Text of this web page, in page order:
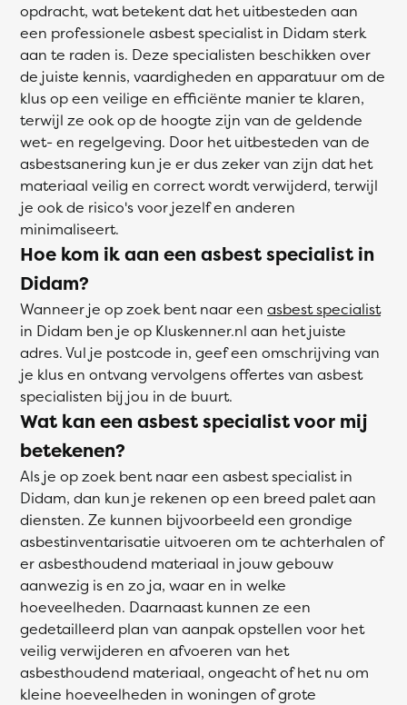
opdracht, wat betekent dat het uitbesteden aan
een professionele asbest specialist in Didam sterk
aan te raden is. Deze specialisten beschikken over
de juiste kennis, vaardigheden en apparatuur om de
klus op een veilige en efficiënte manier te klaren,
terwijl ze ook op de hoogte zijn van de geldende
wet- en regelgeving. Door het uitbesteden van de
asbestsanering kun je er dus zeker van zijn dat het
materiaal veilig en correct wordt verwijderd, terwijl
je ook de risico's voor jezelf en anderen
minimaliseert.
Hoe kom ik aan een asbest specialist in
Didam?
Wanneer je op zoek bent naar een asbest specialist
in Didam ben je op Kluskenner.nl aan het juiste
adres. Vul je postcode in, geef een omschrijving van
je klus en ontvang vervolgens offertes van asbest
specialisten bij jou in de buurt.
Wat kan een asbest specialist voor mij
betekenen?
Als je op zoek bent naar een asbest specialist in
Didam, dan kun je rekenen op een breed palet aan
diensten. Ze kunnen bijvoorbeeld een grondige
asbestinventarisatie uitvoeren om te achterhalen of
er asbesthoudend materiaal in jouw gebouw
aanwezig is en zo ja, waar en in welke
hoeveelheden. Daarnaast kunnen ze een
gedetailleerd plan van aanpak opstellen voor het
veilig verwijderen en afvoeren van het
asbesthoudend materiaal, ongeacht of het nu om
kleine hoeveelheden in woningen of grote